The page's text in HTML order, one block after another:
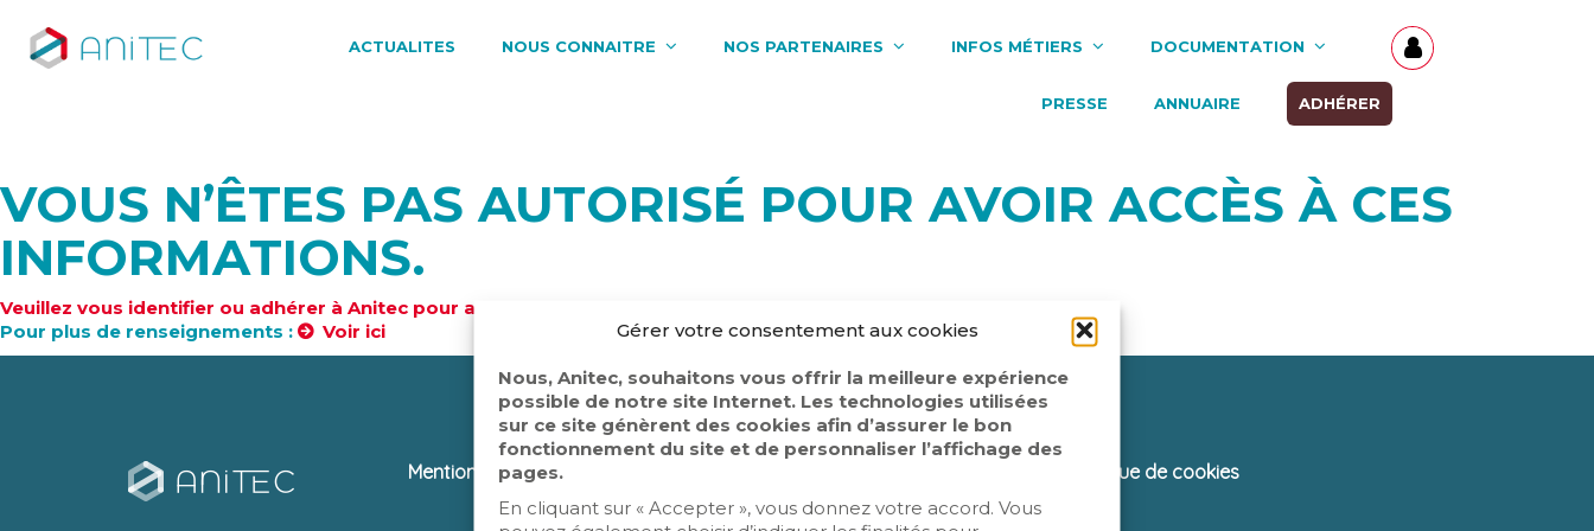
Gérer votre consentement aux cookies
Nous, Anitec, souhaitons vous offrir la meilleure expérience
possible de notre site Internet. Les technologies utilisées
sur ce site génèrent des cookies afin d’assurer le bon
fonctionnement du site et de personnaliser l’affichage des
pages.
En cliquant sur « Accepter », vous donnez votre accord. Vous
ACTUALITES NOUS CONNAITRE NOS PARTENAIRES INFOS MÉTIERS DOCUMENTATION
PRESSE ANNUAIRE ADHÉRER
VOUS N’ÊTES PAS AUTORISÉ POUR AVOIR ACCÈS À CES
INFORMATIONS.
Veuillez vous identifier ou adhérer à Anitec pour accéder à ce contenu.
Pour plus de renseignements :
Voir ici
Mentions légales Anitec Politique de cookies